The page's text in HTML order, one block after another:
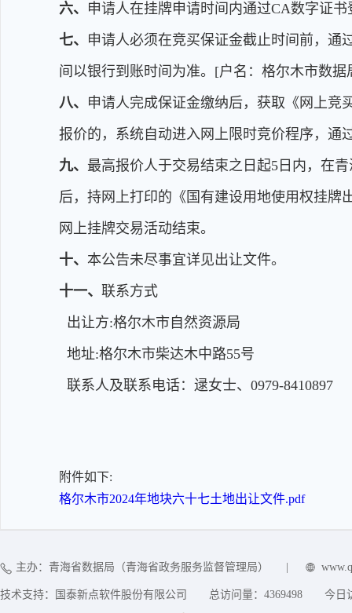
六、 申请人在挂牌申请时间内通过CA数字证
七、 申请人必须在竞买保证金截止时间前，通
间以银行到账时间为准。[户名：格尔木市数据
八、 申请人完成保证金缴纳后，获取《网上竞
报价的，系统自动进入网上限时竞价程序，通
九、 最高报价人于交易结束之日起5日内，在
后，持网上打印的《国有建设用地使用权挂牌
网上挂牌交易活动结束。
十、 本公告未尽事宜详见出让文件。
十一、 联系方式
出让方:格尔木市自然资源局
地址:格尔木市柴达木中路55号
联系人及联系电话：逯女士、0979-8410897
附件如下:
格尔木市2024年地块六十七土地出让文件.pdf
主办：青海省数据局（青海省政务服务监督管理局）
技术支持：国泰新点软件股份有限公司 总访问量： 4369498 今日